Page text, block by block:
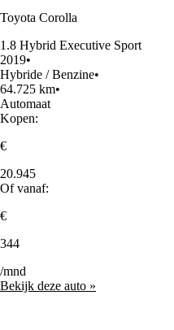
Toyota Corolla
1.8 Hybrid Executive Sport
2019•
Hybride / Benzine•
64.725 km•
Automaat
Kopen:
€
20.945
Of vanaf:
€
344
/mnd
Bekijk deze auto »